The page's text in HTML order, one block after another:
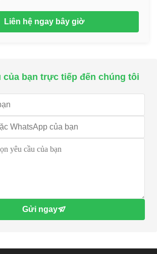
Liên hệ ngay bây giờ
của bạn trực tiếp đến chúng tôi
Gửi ngay